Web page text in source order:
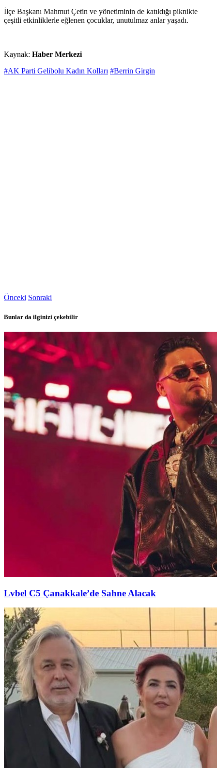
İlçe Başkanı Mahmut Çetin ve yönetiminin de katıldığı piknikte
çeşitli etkinliklerle eğlenen çocuklar, unutulmaz anlar yaşadı.
Kaynak: Haber Merkezi
#AK Parti Gelibolu Kadın Kolları #Berrin Girgin
Önceki Sonraki
Bunlar da ilginizi çekebilir
Lvbel C5 Çanakkale’de Sahne Alacak